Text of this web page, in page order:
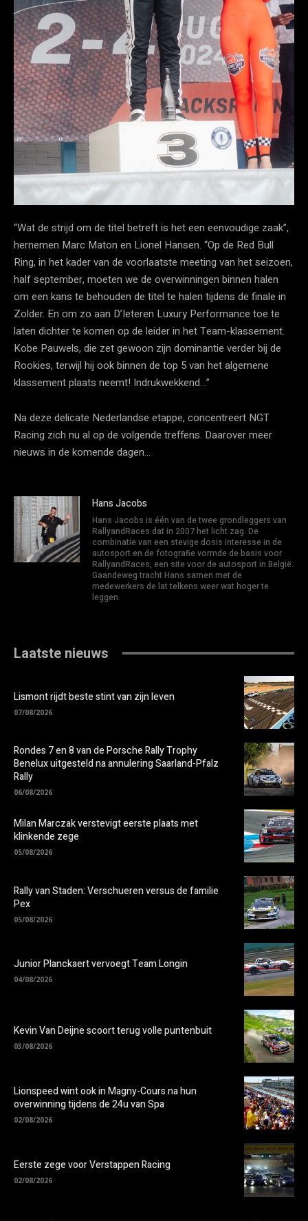
“Wat de strijd om de titel betreft is het een eenvoudige zaak”,
hernemen Marc Maton en Lionel Hansen. “Op de Red Bull
Ring, in het kader van de voorlaatste meeting van het seizoen,
half september, moeten we de overwinningen binnen halen
om een kans te behouden de titel te halen tijdens de finale in
Zolder. En om zo aan D’Ieteren Luxury Performance toe te
laten dichter te komen op de leider in het Team-klassement.
Kobe Pauwels, die zet gewoon zijn dominantie verder bij de
Rookies, terwijl hij ook binnen de top 5 van het algemene
klassement plaats neemt! Indrukwekkend…”
Na deze delicate Nederlandse etappe, concentreert NGT
Racing zich nu al op de volgende treffens. Daarover meer
nieuws in de komende dagen…
Hans Jacobs
Hans Jacobs is één van de twee grondleggers van
RallyandRaces dat in 2007 het licht zag. De
combinatie van een stevige dosis interesse in de
autosport en de fotografie vormde de basis voor
RallyandRaces, een site voor de autosport in België.
Gaandeweg tracht Hans samen met de
medewerkers de lat telkens weer wat hoger te
leggen.
Laatste nieuws
Lismont rijdt beste stint van zijn leven
07/08/2026
Rondes 7 en 8 van de Porsche Rally Trophy
Benelux uitgesteld na annulering Saarland-Pfalz
Rally
06/08/2026
Milan Marczak verstevigt eerste plaats met
klinkende zege
05/08/2026
Rally van Staden: Verschueren versus de familie
Pex
05/08/2026
Junior Planckaert vervoegt Team Longin
04/08/2026
Kevin Van Deijne scoort terug volle puntenbuit
03/08/2026
Lionspeed wint ook in Magny-Cours na hun
overwinning tijdens de 24u van Spa
02/08/2026
Eerste zege voor Verstappen Racing
02/08/2026